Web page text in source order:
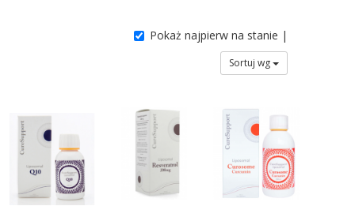
Pokaż najpierw na stanie |
Sortuj wg